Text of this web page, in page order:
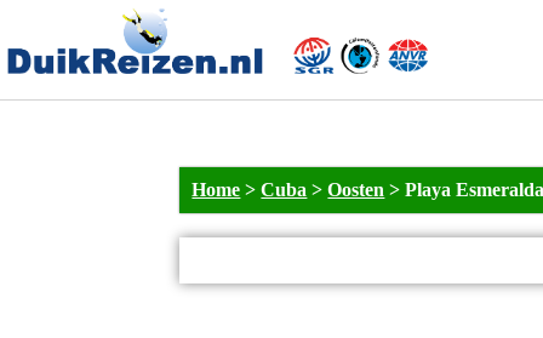
Home >Cuba >Oosten >Playa Esmeralda